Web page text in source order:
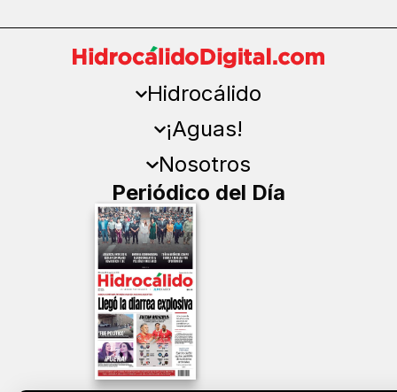
Hidrocálido
¡Aguas!
Nosotros
Periódico del Día